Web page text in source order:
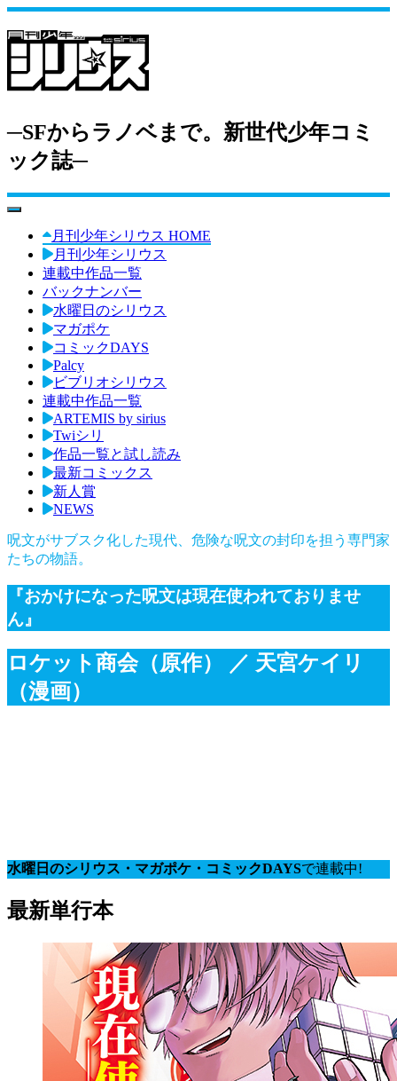
─SFからラノベまで。新世代少年コミ
ック誌─
toggle navigation
月刊少年シリウス HOME
月刊少年シリウス
連載中作品一覧
バックナンバー
水曜日のシリウス
マガポケ
コミックDAYS
Palcy
ビブリオシリウス
連載中作品一覧
ARTEMIS by sirius
Twiシリ
作品一覧と試し読み
最新コミックス
新人賞
NEWS
呪文がサブスク化した現代、危険な呪文の封印を担う専門家
たちの物語。
『おかけになった呪文は現在使われておりませ
ん』
ロケット商会（原作）
／ 天宮ケイリ
（漫画）
水曜日のシリウス・マガポケ・コミックDAYSで連載中!
最新単行本